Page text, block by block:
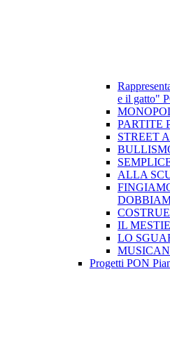
e il gatto"
PARTITE
STREET
ALLA
IL
LO
Progetti PON